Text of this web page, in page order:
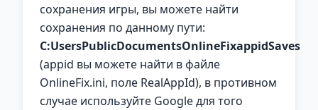
сохранения игры, вы можете найти
сохранения по данному пути:
C:UsersPublicDocumentsOnlineFixappidSaves
(appid вы можете найти в файле
OnlineFix.ini, поле RealAppId), в противном
случае используйте Google для того